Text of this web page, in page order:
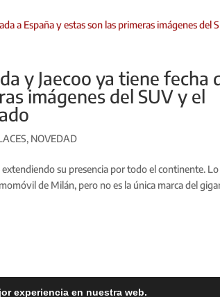
y Jaecoo ya tiene fecha
imágenes del SUV y el
, NOVEDAD
su presencia por todo el continente. Lo
de Milán, pero no es la única marca del
experiencia en nuestra web.